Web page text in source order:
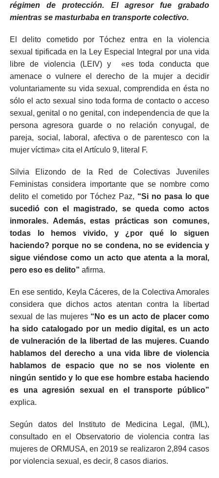
régimen de protección. El agresor fue grabado
mientras se masturbaba en transporte colectivo.
El delito cometido por Tóchez entra en la violencia
sexual tipificada en la Ley Especial Integral por una vida
libre de violencia (LEIV) y «es toda conducta que
amenace o vulnere el derecho de la mujer a decidir
voluntariamente su vida sexual, comprendida en ésta no
sólo el acto sexual sino toda forma de contacto o acceso
sexual, genital o no genital, con independencia de que la
persona agresora guarde o no relación conyugal, de
pareja, social, laboral, afectiva o de parentesco con la
mujer víctima» cita el Artículo 9, literal F.
Silvia Elizondo de la Red de Colectivas Juveniles
Feministas considera importante que se nombre como
delito el cometido por Tóchez Paz, “Si no pasa lo que
sucedió con el magistrado, se queda como actos
inmorales. Además, estas prácticas son comunes,
todas lo hemos vivido, y ¿por qué lo siguen
haciendo? porque no se condena, no se evidencia y
sigue viéndose como un acto que atenta a la moral,
pero eso es delito” afirma.
En ese sentido, Keyla Cáceres, de la Colectiva Amorales
considera que dichos actos atentan contra la libertad
sexual de las mujeres“No es un acto de placer como
ha sido catalogado por un medio digital, es un acto
de vulneración de la libertad de las mujeres. Cuando
hablamos del derecho a una vida libre de violencia
hablamos de espacio que no se nos violente en
ningún sentido y lo que ese hombre estaba haciendo
es una agresión sexual en el transporte público”
explica.
Según datos del Instituto de Medicina Legal, (IML),
consultado en el Observatorio de violencia contra las
mujeres de ORMUSA, en 2019 se realizaron 2,894 casos
por violencia sexual, es decir, 8 casos diarios.